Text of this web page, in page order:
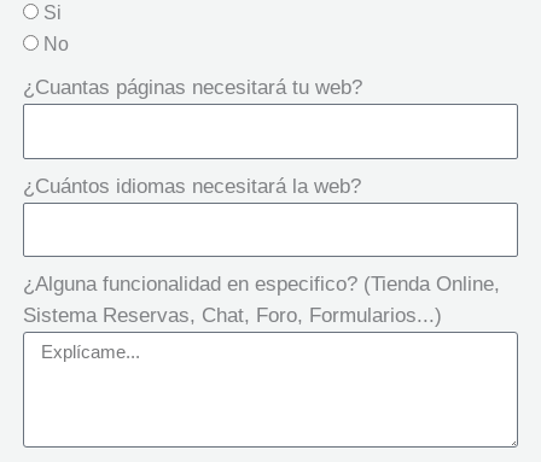
Si
No
¿Cuantas páginas necesitará tu web?
¿Cuántos idiomas necesitará la web?
¿Alguna funcionalidad en especifico? (Tienda Online,
Sistema Reservas, Chat, Foro, Formularios...)